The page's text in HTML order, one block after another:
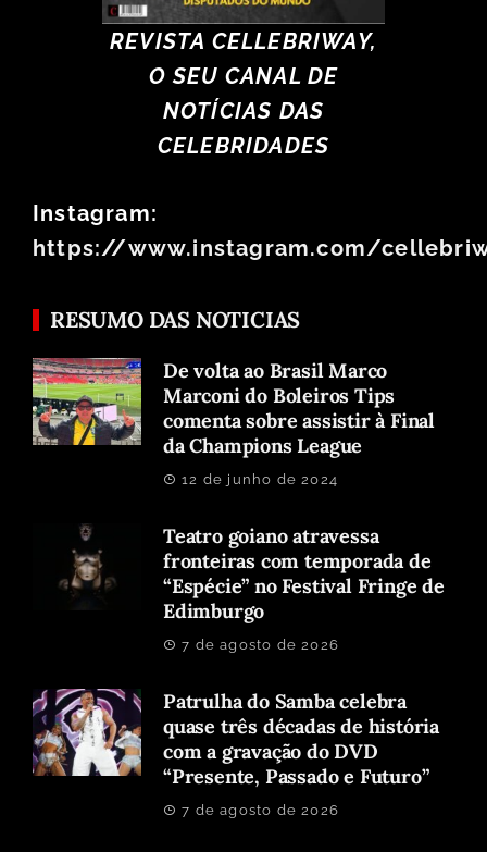
REVISTA CELLEBRIWAY,
O SEU CANAL DE
NOTÍCIAS DAS
CELEBRIDADES
Instagram:
https://www.instagram.com/
RESUMO DAS NOTICIAS
De volta ao Brasil Marco
Marconi do Boleiros Tips
comenta sobre assistir à Final
da Champions League
12 de junho de 2024
Teatro goiano atravessa
fronteiras com temporada de
“Espécie” no Festival Fringe de
Edimburgo
7 de agosto de 2026
Patrulha do Samba celebra
quase três décadas de história
com a gravação do DVD
“Presente, Passado e Futuro”
7 de agosto de 2026